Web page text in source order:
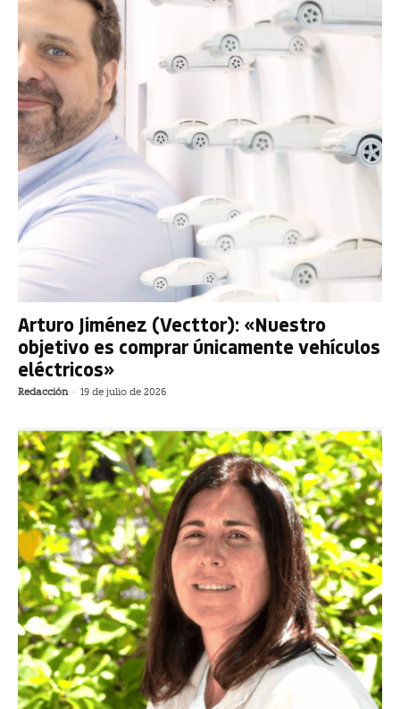
Arturo Jiménez (Vecttor): «Nuestro
objetivo es comprar únicamente vehículos
eléctricos»
Redacción - 19 de julio de 2026